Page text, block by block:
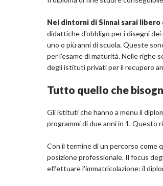
Nei dintorni di Sinnai sarai libero
didattiche d'obbligo per i disegni
uno o più anni di scuola. Queste
per l'esame di maturità. Nelle righe
degli istituti privati per il recupero
Tutto quello che
Gli istituti che hanno a menu il
programmi di due anni in 1. Questo
Con il termine di un percorso come
posizione professionale. Il focus
effettuare l'immatricolazione: il